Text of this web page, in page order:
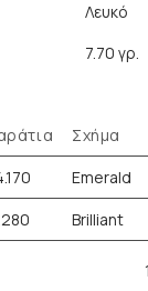
Λευκό
7.70 γρ.
Σχήμα
Emerald
Brilliant